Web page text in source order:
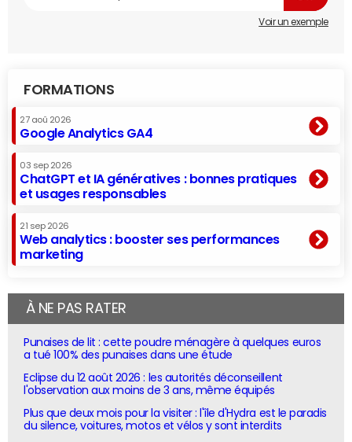
Voir un exemple
FORMATIONS
27 aoû 2026
Google Analytics GA4
03 sep 2026
ChatGPT et IA génératives : bonnes pratiques
et usages responsables
21 sep 2026
Web analytics : booster ses performances
marketing
À NE PAS RATER
Punaises de lit : cette poudre ménagère à quelques euros
a tué 100% des punaises dans une étude
Eclipse du 12 août 2026 : les autorités déconseillent
l'observation aux moins de 3 ans, même équipés
Plus que deux mois pour la visiter : l'île d'Hydra est le paradis
du silence, voitures, motos et vélos y sont interdits